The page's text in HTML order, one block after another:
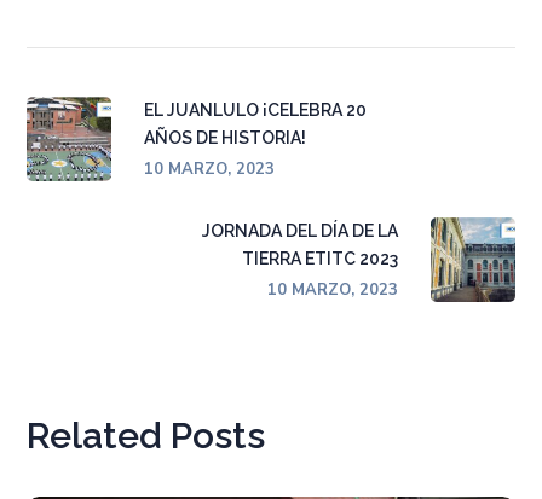
EL JUANLULO ¡CELEBRA 20
AÑOS DE HISTORIA!
10 MARZO, 2023
JORNADA DEL DÍA DE LA
TIERRA ETITC 2023
10 MARZO, 2023
Related Posts